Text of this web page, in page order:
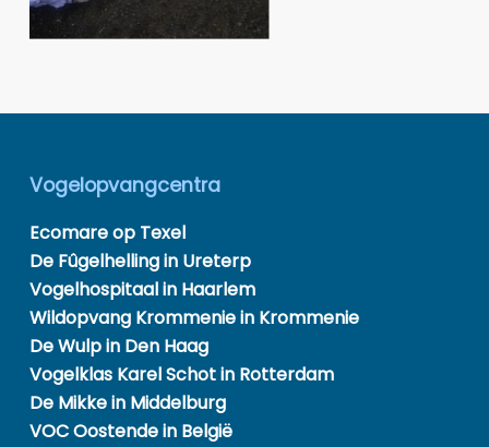
Vogelopvangcentra
Ecomare op Texel
De Fûgelhelling in Ureterp
Vogelhospitaal in Haarlem
Wildopvang Krommenie in Krommenie
De Wulp in Den Haag
Vogelklas Karel Schot in Rotterdam
De Mikke in Middelburg
VOC Oostende in België